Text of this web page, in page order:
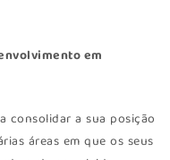
em
consolidar a sua posição
áreas em que os seus